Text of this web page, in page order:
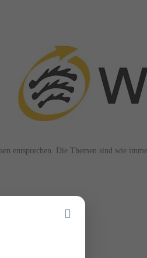
entsprechen. Die Themen sind wie